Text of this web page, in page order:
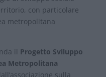
con particolare
metropolitana
il Progetto Sviluppo
Metropolitana
sulla